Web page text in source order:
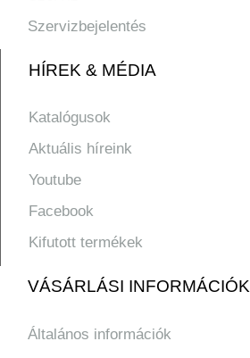
Szervizbejelentés
HÍREK & MÉDIA
Katalógusok
Aktuális híreink
Youtube
Facebook
Kifutott termékek
VÁSÁRLÁSI INFORMÁCIÓK
Általános információk